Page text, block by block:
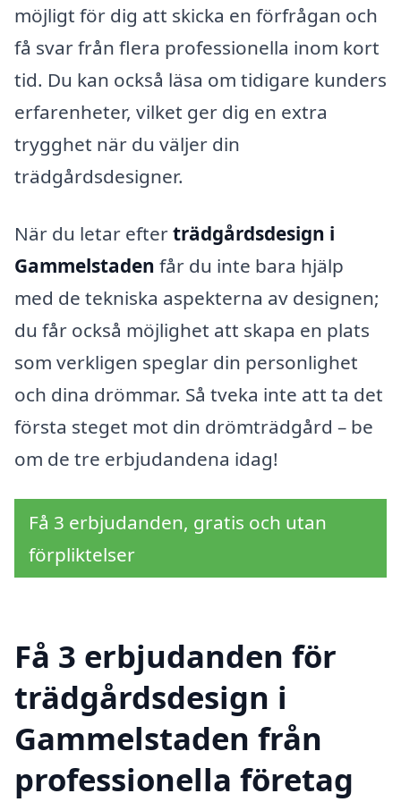
möjligt för dig att skicka en förfrågan och
få svar från flera professionella inom kort
tid. Du kan också läsa om tidigare kunders
erfarenheter, vilket ger dig en extra
trygghet när du väljer din
trädgårdsdesigner.
När du letar efterträdgårdsdesign i
Gammelstaden får du inte bara hjälp
med de tekniska aspekterna av designen;
du får också möjlighet att skapa en plats
som verkligen speglar din personlighet
och dina drömmar. Så tveka inte att ta det
första steget mot din drömträdgård – be
om de tre erbjudandena idag!
Få 3 erbjudanden, gratis och utan
förpliktelser
Få 3 erbjudanden för
trädgårdsdesign i
Gammelstaden från
professionella företag